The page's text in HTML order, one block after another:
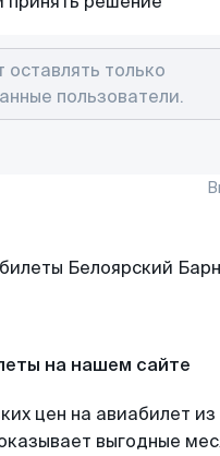
на нашем сайте
цен на авиабилет из
выгодные